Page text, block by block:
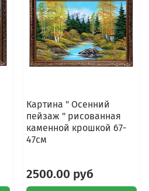
Картина " Осенний
пейзаж " рисованная
каменной крошкой 67-
47см
2500.00 руб